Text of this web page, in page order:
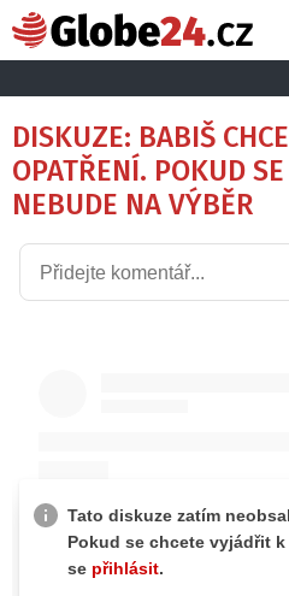
DISKUZE: BABIŠ
OPATŘENÍ. POKUD
NEBUDE NA VÝBĚR